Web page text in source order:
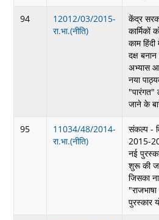
94
12012/03/2015-
रा.भा.(नीति)
केंद्र
कार्मिकों
काम
दक्ष
अभ्यास
नया
"पारंगत"
जाने के
95
11034/48/2014-
रा.भा.(नीति)
संकल्प -
2015-
नई
शुरू की
जिसका
"राजभाषा
पुरस्कार